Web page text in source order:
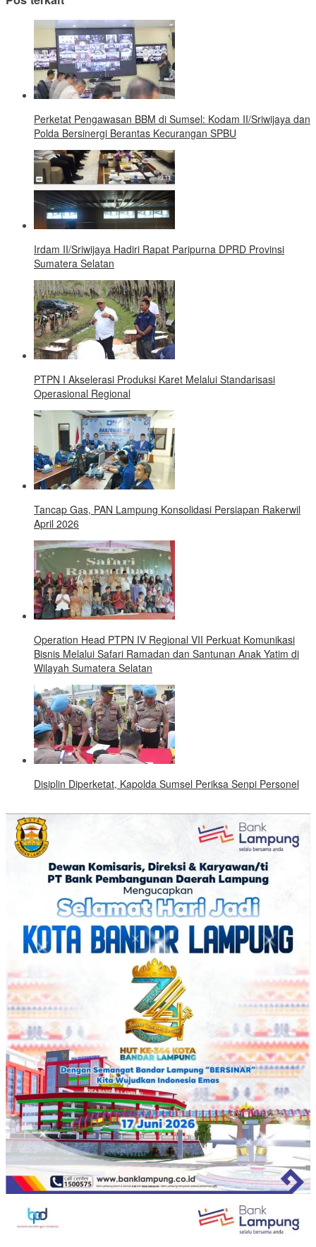
Perketat Pengawasan BBM di Sumsel: Kodam II/Sriwijaya dan
Polda Bersinergi Berantas Kecurangan SPBU
Irdam II/Sriwijaya Hadiri Rapat Paripurna DPRD Provinsi
Sumatera Selatan
PTPN I Akselerasi Produksi Karet Melalui Standarisasi
Operasional Regional
Tancap Gas, PAN Lampung Konsolidasi Persiapan Rakerwil
April 2026
Operation Head PTPN IV Regional VII Perkuat Komunikasi
Bisnis Melalui Safari Ramadan dan Santunan Anak Yatim di
Wilayah Sumatera Selatan
Disiplin Diperketat, Kapolda Sumsel Periksa Senpi Personel